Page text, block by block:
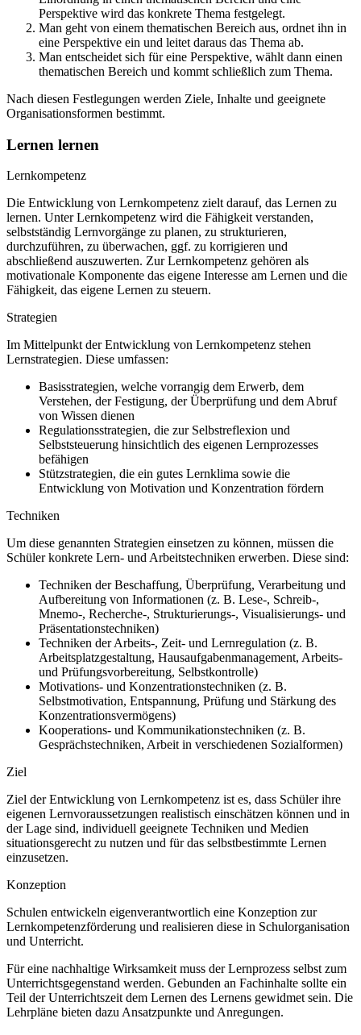
Perspektive wird das konkrete Thema festgelegt.
Man geht von einem thematischen Bereich aus, ordnet ihn in
eine Perspektive ein und leitet daraus das Thema ab.
Man entscheidet sich für eine Perspektive, wählt dann einen
thematischen Bereich und kommt schließlich zum Thema.
Nach diesen Festlegungen werden Ziele, Inhalte und geeignete
Organisationsformen bestimmt.
Lernen lernen
Lernkompetenz
Die Entwicklung von Lernkompetenz zielt darauf, das Lernen zu
lernen. Unter Lernkompetenz wird die Fähigkeit verstanden,
selbstständig Lernvorgänge zu planen, zu strukturieren,
durchzuführen, zu überwachen, ggf. zu korrigieren und
abschließend auszuwerten. Zur Lernkompetenz gehören als
motivationale Komponente das eigene Interesse am Lernen und die
Fähigkeit, das eigene Lernen zu steuern.
Strategien
Im Mittelpunkt der Entwicklung von Lernkompetenz stehen
Lernstrategien. Diese umfassen:
Basisstrategien, welche vorrangig dem Erwerb, dem
Verstehen, der Festigung, der Überprüfung und dem Abruf
von Wissen dienen
Regulationsstrategien, die zur Selbstreflexion und
Selbststeuerung hinsichtlich des eigenen Lernprozesses
befähigen
Stützstrategien, die ein gutes Lernklima sowie die
Entwicklung von Motivation und Konzentration fördern
Techniken
Um diese genannten Strategien einsetzen zu können, müssen die
Schüler konkrete Lern- und Arbeitstechniken erwerben. Diese sind:
Techniken der Beschaffung, Überprüfung, Verarbeitung und
Aufbereitung von Informationen (z. B. Lese-, Schreib-,
Mnemo-, Recherche-, Strukturierungs-, Visualisierungs- und
Präsentationstechniken)
Techniken der Arbeits-, Zeit- und Lernregulation (z. B.
Arbeitsplatzgestaltung, Hausaufgabenmanagement, Arbeits-
und Prüfungsvorbereitung, Selbstkontrolle)
Motivations- und Konzentrationstechniken (z. B.
Selbstmotivation, Entspannung, Prüfung und Stärkung des
Konzentrationsvermögens)
Kooperations- und Kommunikationstechniken (z. B.
Gesprächstechniken, Arbeit in verschiedenen Sozialformen)
Ziel
Ziel der Entwicklung von Lernkompetenz ist es, dass Schüler ihre
eigenen Lernvoraussetzungen realistisch einschätzen können und in
der Lage sind, individuell geeignete Techniken und Medien
situationsgerecht zu nutzen und für das selbstbestimmte Lernen
einzusetzen.
Konzeption
Schulen entwickeln eigenverantwortlich eine Konzeption zur
Lernkompetenzförderung und realisieren diese in Schulorganisation
und Unterricht.
Für eine nachhaltige Wirksamkeit muss der Lernprozess selbst zum
Unterrichtsgegenstand werden. Gebunden an Fachinhalte sollte ein
Teil der Unterrichtszeit dem Lernen des Lernens gewidmet sein. Die
Lehrpläne bieten dazu Ansatzpunkte und Anregungen.